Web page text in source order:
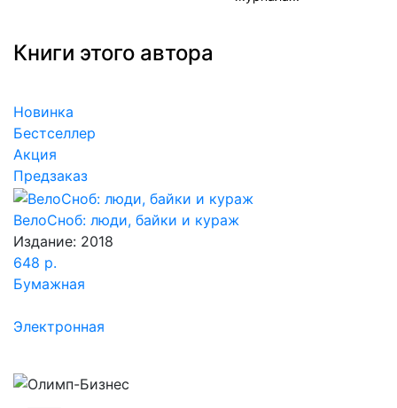
Книги этого автора
Новинка
Бестселлер
Акция
Предзаказ
ВелоСноб: люди, байки и кураж
Издание: 2018
648 р.
Бумажная
Электронная